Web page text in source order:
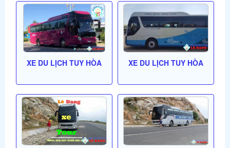
XE DU LỊCH TUY HÒA XE DU LỊCH TUY HÒA